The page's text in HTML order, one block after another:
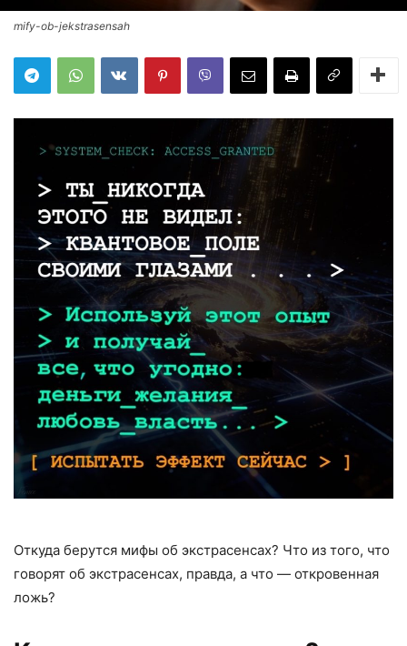
mify-ob-jekstrasensah
Откуда берутся мифы об экстрасенсах? Что из того, что
говорят об экстрасенсах, правда, а что — откровенная
ложь?